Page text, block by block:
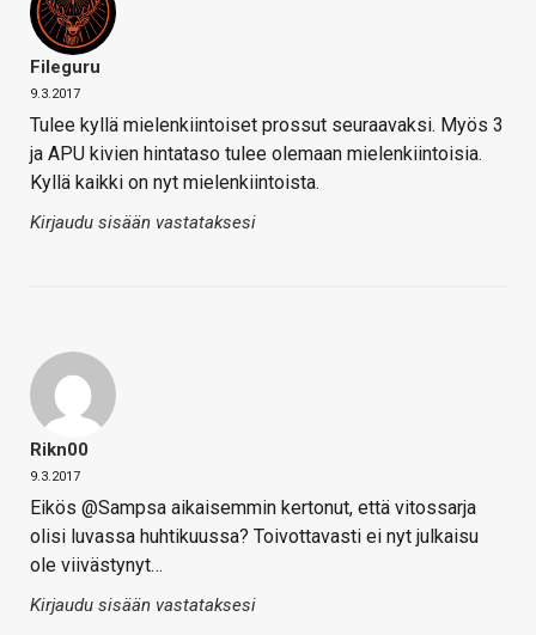
Fileguru
9.3.2017
Tulee kyllä mielenkiintoiset prossut seuraavaksi. Myös 3
ja APU kivien hintataso tulee olemaan mielenkiintoisia.
Kyllä kaikki on nyt mielenkiintoista.
Kirjaudu sisään vastataksesi
Rikn00
9.3.2017
Eikös @Sampsa aikaisemmin kertonut, että vitossarja
olisi luvassa huhtikuussa? Toivottavasti ei nyt julkaisu
ole viivästynyt…
Kirjaudu sisään vastataksesi